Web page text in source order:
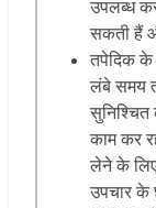
उपलब्ध
सकती हैं
तपेदिक के
लंबे समय
काम कर
लेने के
उपचार के